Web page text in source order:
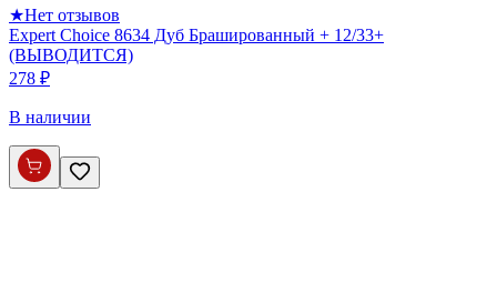
★Нет отзывов
Expert Choice 8634 Дуб Брашированный + 12/33+
(ВЫВОДИТСЯ)
278 ₽
В наличии